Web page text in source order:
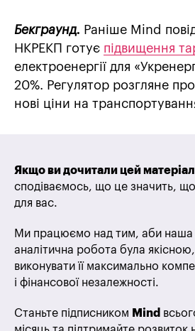
Бекграунд. Раніше Mind
НКРЕКП готує підвищення
електроенергії для
20%. Регулятор розгляне
нові ціни на
Якщо ви дочитали цей матеріал
сподіваємось, що це значить,
для вас.
Ми працюємо над тим, аби наша
аналітична робота була
виконувати її максимально
і фінансової незалежності.
Станьте підписником Mind